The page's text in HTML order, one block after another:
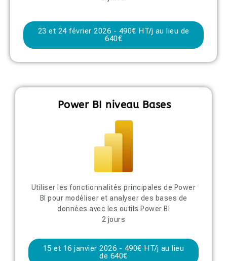
23 et 24 février 2026 - 490€ HT/j au lieu de
640€
Power BI niveau Bases
Utiliser les fonctionnalités principales de Power
BI pour modéliser et analyser des bases de
données avec les outils Power BI
2 jours
15 et 16 janvier 2026 - 490€ HT/j au lieu
de 640€